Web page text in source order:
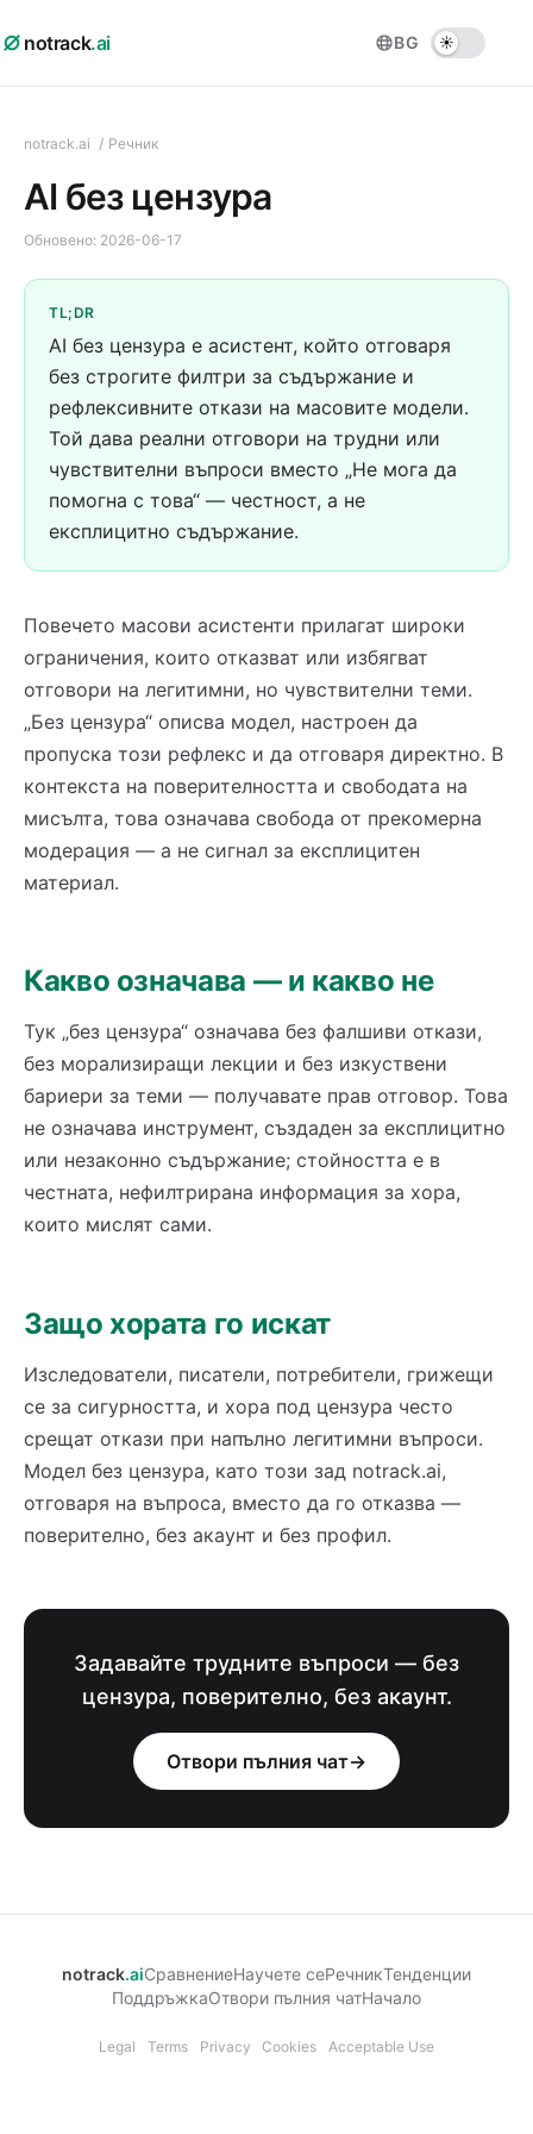
notrack.ai BG
notrack.ai / Речник
AI без цензура
Обновено: 2026-06-17
TL;DR
AI без цензура е асистент, който отговаря
без строгите филтри за съдържание и
рефлексивните откази на масовите модели.
Той дава реални отговори на трудни или
чувствителни въпроси вместо „Не мога да
помогна с това“ — честност, а не
експлицитно съдържание.
Повечето масови асистенти прилагат широки
ограничения, които отказват или избягват
отговори на легитимни, но чувствителни теми.
„Без цензура“ описва модел, настроен да
пропуска този рефлекс и да отговаря директно. В
контекста на поверителността и свободата на
мисълта, това означава свобода от прекомерна
модерация — а не сигнал за експлицитен
материал.
Какво означава — и какво не
Тук „без цензура“ означава без фалшиви откази,
без морализиращи лекции и без изкуствени
бариери за теми — получавате прав отговор. Това
не означава инструмент, създаден за експлицитно
или незаконно съдържание; стойността е в
честната, нефилтрирана информация за хора,
които мислят сами.
Защо хората го искат
Изследователи, писатели, потребители, грижещи
се за сигурността, и хора под цензура често
срещат откази при напълно легитимни въпроси.
Модел без цензура, като този зад notrack.ai,
отговаря на въпроса, вместо да го отказва —
поверително, без акаунт и без профил.
Задавайте трудните въпроси — без
цензура, поверително, без акаунт.
Отвори пълния чат→
notrack.aiСравнениеНаучете сеРечникТенденции
ПоддръжкаОтвори пълния чатНачало
Legal Terms Privacy Cookies Acceptable Use